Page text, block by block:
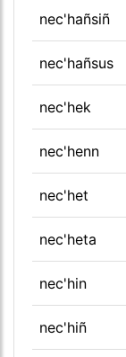
nec'hañsiñ
nec'hañsus
nec'hek
nec'henn
nec'het
nec'heta
nec'hin
nec'hiñ